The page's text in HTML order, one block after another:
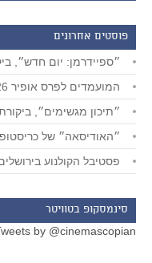
פוסטים אחרונים
״ספיידרמן: יום חדש״,
המועמדים לפרס אופיר 2026: ״עצמאות״ מוביל
״תיכון מגשימים״,
״האודיסאה״ של
פסטיבל הקולנוע בירושלים 2026: שמונה או תשע
סינמסקופ בטוויטר
by @cinemascopian